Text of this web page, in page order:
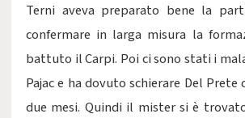
Terni aveva preparato bene la
confermare in larga misura la
battuto il Carpi. Poi ci sono stati i
Pajac e ha dovuto schierare Del Prete
due mesi. Quindi il mister si è